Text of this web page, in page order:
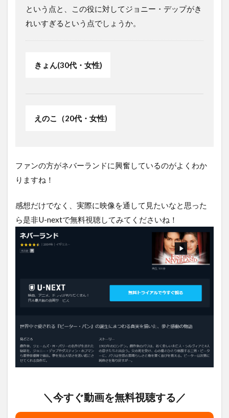
という点と、この役に対してジョニー・デップがき
れいすぎるという点でしょうか。
きょん(30代・女性)
えのこ（20代・女性)
ファンの方がネバーランドに興奮しているのがよくわか
りますね！
感想だけでなく、実際に映像を通して見たいなと思った
ら是非U-nextで無料視聴してみてくださいね！
＼今すぐ動画を無料視聴する／